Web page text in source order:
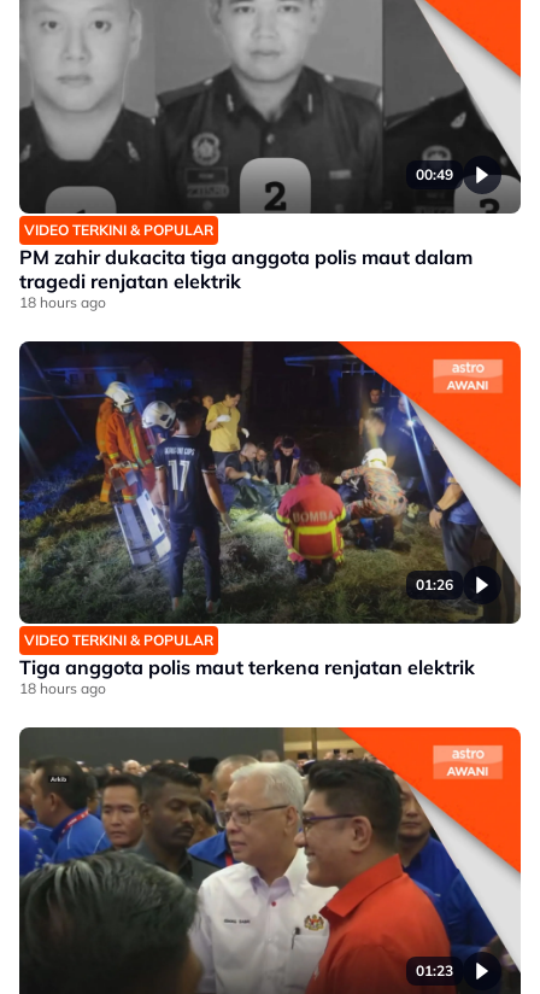
00:49
VIDEO TERKINI & POPULAR
PM zahir dukacita tiga anggota polis maut dalam
tragedi renjatan elektrik
18 hours ago
01:26
VIDEO TERKINI & POPULAR
Tiga anggota polis maut terkena renjatan elektrik
18 hours ago
01:23